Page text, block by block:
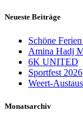
Neueste Beiträge
Schöne
Amina Hadj
6K UNITED
Sportfest 2026
Weert-
Monatsarchiv